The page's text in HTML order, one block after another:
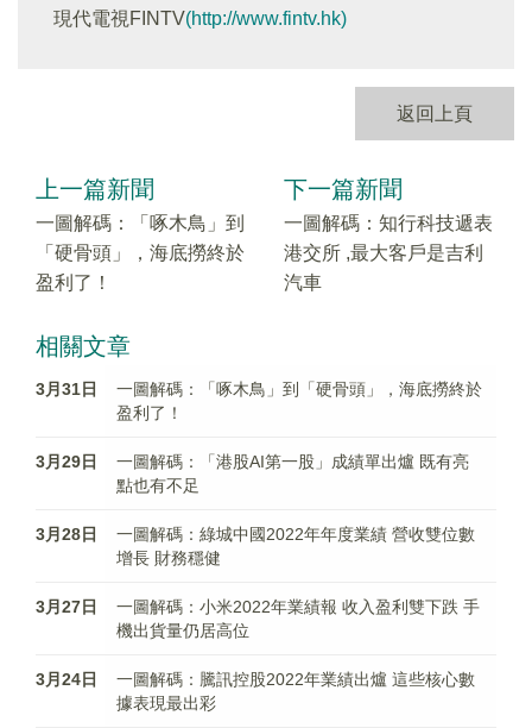
現代電視FINTV(http://www.fintv.hk)
返回上頁
上一篇新聞
一圖解碼：「啄木鳥」到
「硬骨頭」，海底撈終於
盈利了！
下一篇新聞
一圖解碼：知行科技遞表
港交所 ,最大客戶是吉利
汽車
相關文章
3月31日
一圖解碼：「啄木鳥」到「硬骨頭」，海底撈終於
盈利了！
3月29日
一圖解碼：「港股AI第一股」成績單出爐 既有亮
點也有不足
3月28日
一圖解碼：綠城中國2022年年度業績 營收雙位數
增長 財務穩健
3月27日
一圖解碼：小米2022年業績報 收入盈利雙下跌 手
機出貨量仍居高位
3月24日
一圖解碼：騰訊控股2022年業績出爐 這些核心數
據表現最出彩